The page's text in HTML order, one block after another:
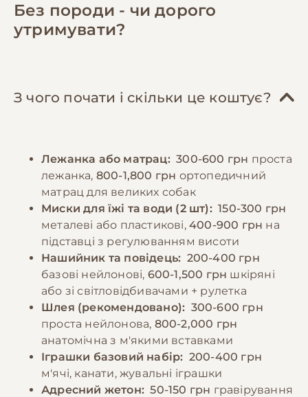
достатньо місця для відпочинку та
активності, зручне спальне місце.
Соціалізація та дресирування відіграють
навчання базовим командам з раннього віку,
обов'язковими елементами догляду.
🎁 −10% на зоотовари
За промокодом E-PET
натуральному годуванні раціон повинен
включати нежирне м'ясо (яловичина,
кількість білків, жирів та вуглеводів у
правильному співвідношенні. Дорослих
Порції мають відповідати розміру та
енергетичним потребам собаки. Необхідно
забезпечити постійний доступ до свіжої
води та слідкувати за реакцією організму на
різні продукти.
🎁 −10% на зоотовари
За промокодом E-PET
Без породи - чи дорого
утримувати?
З чого почати і скільки це коштує?
Лежанка або матрац: 300-600 грн проста
лежанка, 800-1,800 грн ортопедичний
матрац для великих собак
Миски для їжі та води (2 шт): 150-300 грн
металеві або пластикові, 400-900 грн на
підставці з регулюванням висоти
Нашийник та повідець: 200-400 грн
базові нейлонові, 600-1,500 грн шкіряні
або зі світловідбивачами + рулетка
Шлея (рекомендовано): 300-600 грн
проста нейлонова, 800-2,000 грн
анатомічна з м'якими вставками
Іграшки базовий набір: 200-400 грн
м'ячі, канати, жувальні іграшки
Адресний жетон: 50-150 грн гравірування